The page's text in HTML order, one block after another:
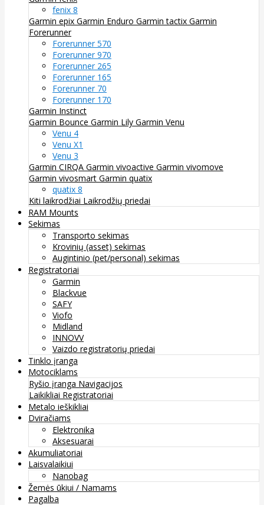
fenix 8
Garmin epix Garmin Enduro Garmin tactix Garmin
Forerunner
Forerunner 570
Forerunner 970
Forerunner 265
Forerunner 165
Forerunner 70
Forerunner 170
Garmin Instinct
Garmin Bounce Garmin Lily Garmin Venu
Venu 4
Venu X1
Venu 3
Garmin CIRQA Garmin vivoactive Garmin vivomove
Garmin vivosmart Garmin quatix
quatix 8
Kiti laikrodžiai Laikrodžių priedai
RAM Mounts
Sekimas
Transporto sekimas
Krovinių (asset) sekimas
Augintinio (pet/personal) sekimas
Registratoriai
Garmin
Blackvue
SAFY
Viofo
Midland
INNOVV
Vaizdo registratorių priedai
Tinklo įranga
Motociklams
Ryšio įranga Navigacijos
Laikikliai Registratoriai
Metalo ieškikliai
Dviračiams
Elektronika
Aksesuarai
Akumuliatoriai
Laisvalaikiui
Nanobag
Žemės ūkiui / Namams
Pagalba